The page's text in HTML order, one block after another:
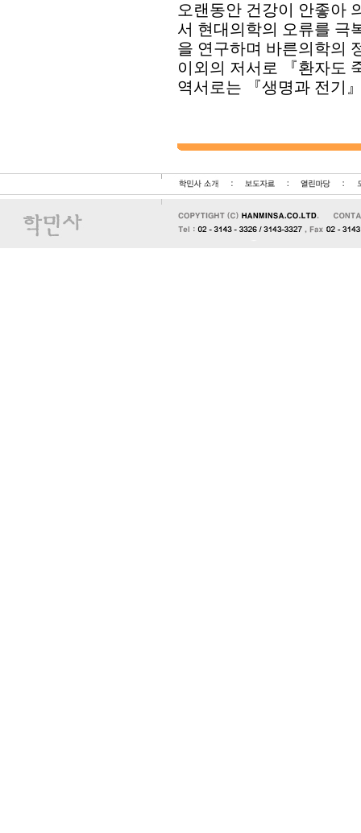
오랜동안 건강이 안좋아
서 현대의학의 오류를 극
을 연구하며 바른의학의
이외의 저서로 『환자도
역서로는 『생명과 전기